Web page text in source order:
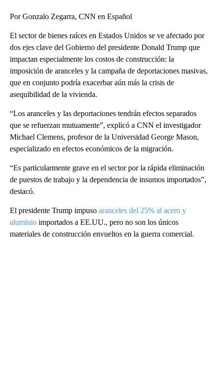
Por Gonzalo Zegarra, CNN en Español
El sector de bienes raíces en Estados Unidos se ve afectado por
dos ejes clave del Gobierno del presidente Donald Trump que
impactan especialmente los costos de construcción: la
imposición de aranceles y la campaña de deportaciones masivas,
que en conjunto podría exacerbar aún más la crisis de
asequibilidad de la vivienda.
“Los aranceles y las deportaciones tendrán efectos separados
que se refuerzan mutuamente”, explicó a CNN el investigador
Michael Clemens, profesor de la Universidad George Mason,
especializado en efectos económicos de la migración.
“Es particularmente grave en el sector por la rápida eliminación
de puestos de trabajo y la dependencia de insumos importados”,
destacó.
El presidente Trump impuso aranceles del 25% al acero y
aluminio importados a EE.UU., pero no son los únicos
materiales de construcción envueltos en la guerra comercial.